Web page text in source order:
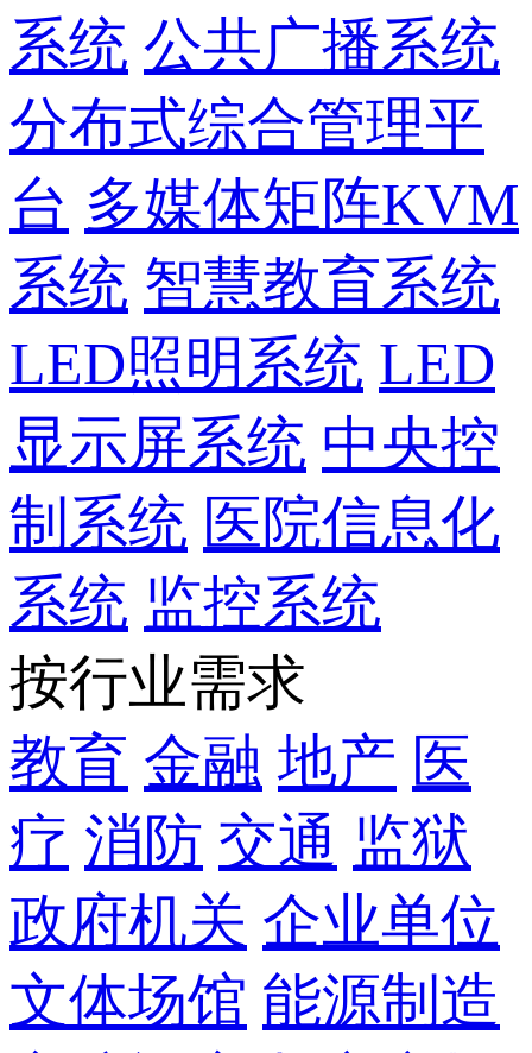
系统 公共广播系统
分布式综合管理平
台 多媒体矩阵KVM
系统 智慧教育系统
LED照明系统 LED
显示屏系统 中央控
制系统 医院信息化
系统 监控系统
按行业需求
教育 金融 地产 医
疗 消防 交通 监狱
政府机关 企业单位
文体场馆 能源制造